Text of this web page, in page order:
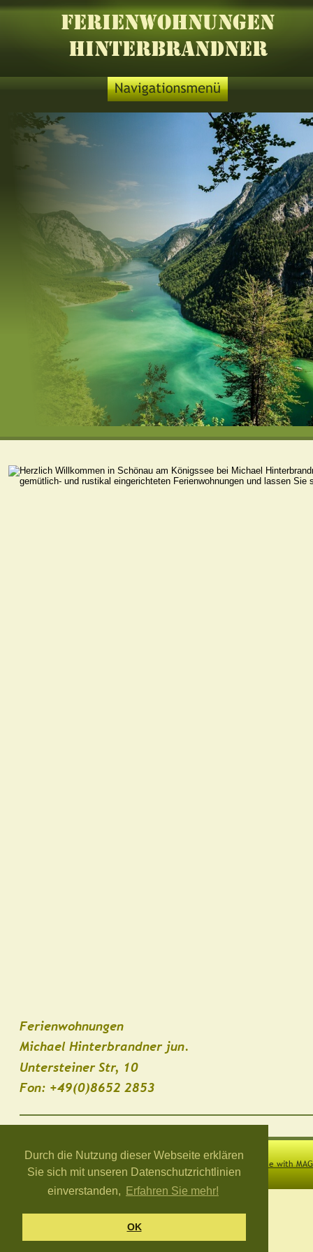
Durch die Nutzung dieser Webseite erklären
Sie sich mit unseren Datenschutzrichtlinien
einverstanden,
Erfahren Sie mehr!
OK
© by Michael Hinterbrandner jun. 2026 Made with
Ferienwohnungen
Michael Hinterbrandner jun.
Untersteiner Str, 10
Fon: +49(0)8652 2853
Ferienwohnungen
Hinterbrandner